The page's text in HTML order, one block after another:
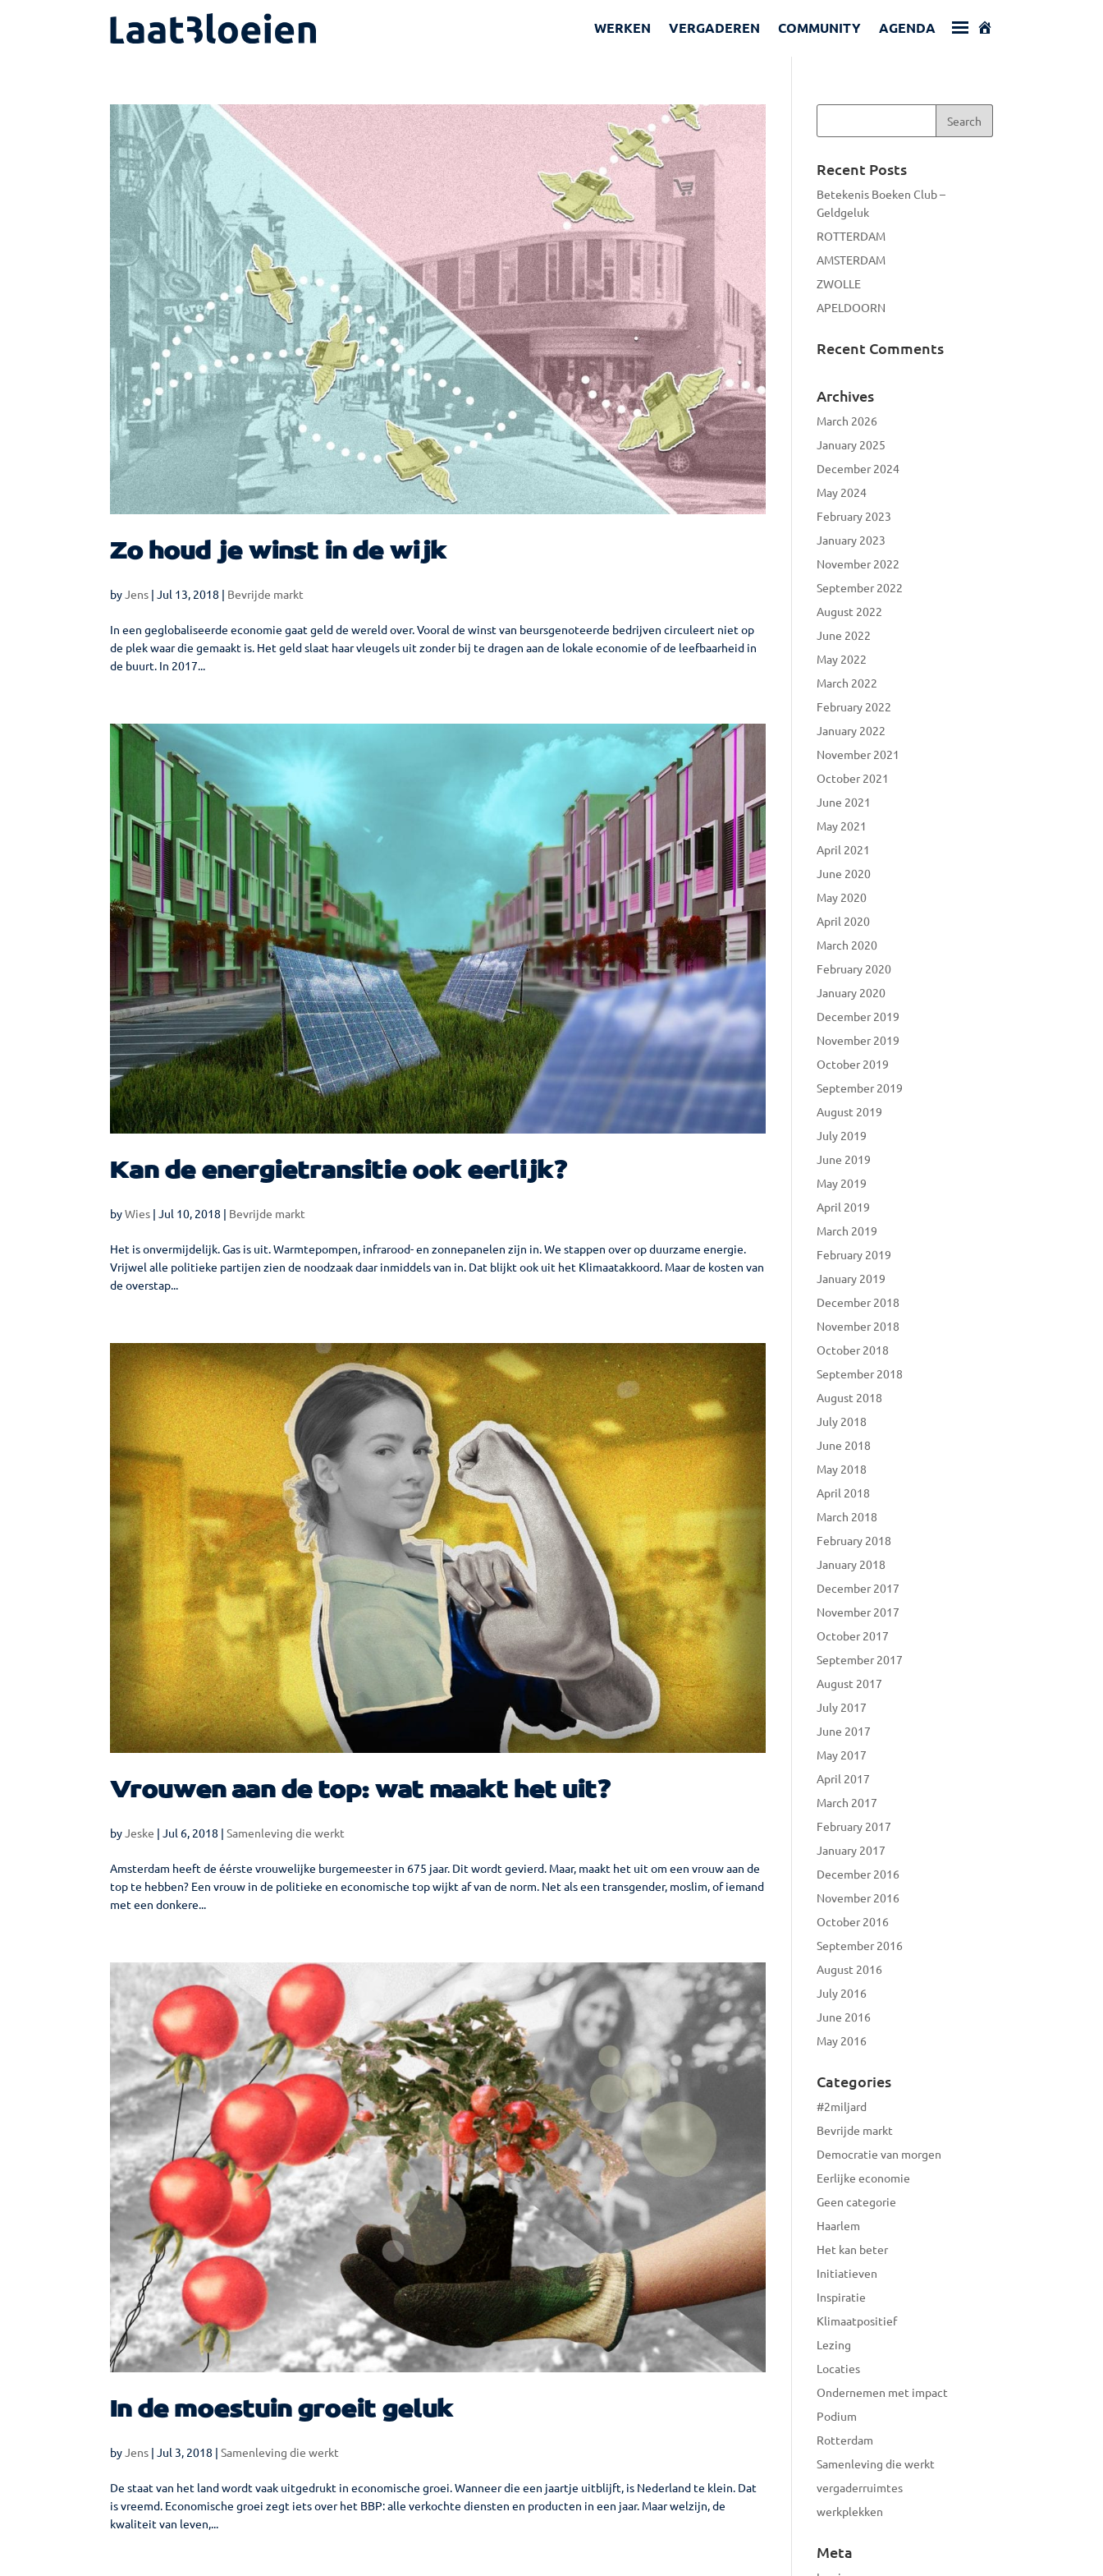
WERKEN VERGADEREN COMMUNITY AGENDA
Zo houd je winst in de wijk
byJens |Jul 13, 2018 | Bevrijde markt
In een geglobaliseerde economie gaat geld de wereld over. Vooral de winst van beursgenoteerde bedrijven circuleert niet op
de plek waar die gemaakt is. Het geld slaat haar vleugels uit zonder bij te dragen aan de lokale economie of de leefbaarheid in
de buurt. In 2017...
Kan de energietransitie ook eerlijk?
byWies |Jul 10, 2018 | Bevrijde markt
Het is onvermijdelijk. Gas is uit. Warmtepompen, infrarood- en zonnepanelen zijn in. We stappen over op duurzame energie.
Vrijwel alle politieke partijen zien de noodzaak daar inmiddels van in. Dat blijkt ook uit het Klimaatakkoord. Maar de kosten van
de overstap...
Vrouwen aan de top: wat maakt het uit?
byJeske |Jul 6, 2018 |Samenleving die werkt
Amsterdam heeft de éérste vrouwelijke burgemeester in 675 jaar. Dit wordt gevierd. Maar, maakt het uit om een vrouw aan de
top te hebben? Een vrouw in de politieke en economische top wijkt af van de norm. Net als een transgender, moslim, of iemand
met een donkere...
In de moestuin groeit geluk
byJens |Jul 3, 2018 |Samenleving die werkt
De staat van het land wordt vaak uitgedrukt in economische groei. Wanneer die een jaartje uitblijft, is Nederland te klein. Dat
is vreemd. Economische groei zegt iets over het BBP: alle verkochte diensten en producten in een jaar. Maar welzijn, de
kwaliteit van leven,...
Recent Posts
Betekenis Boeken Club –
Geldgeluk
ROTTERDAM
AMSTERDAM
ZWOLLE
APELDOORN
Recent Comments
Archives
March 2026
January 2025
December 2024
May 2024
February 2023
January 2023
November 2022
September 2022
August 2022
June 2022
May 2022
March 2022
February 2022
January 2022
November 2021
October 2021
June 2021
May 2021
April 2021
June 2020
May 2020
April 2020
March 2020
February 2020
January 2020
December 2019
November 2019
October 2019
September 2019
August 2019
July 2019
June 2019
May 2019
April 2019
March 2019
February 2019
January 2019
December 2018
November 2018
October 2018
September 2018
August 2018
July 2018
June 2018
May 2018
April 2018
March 2018
February 2018
January 2018
December 2017
November 2017
October 2017
September 2017
August 2017
July 2017
June 2017
May 2017
April 2017
March 2017
February 2017
January 2017
December 2016
November 2016
October 2016
September 2016
August 2016
July 2016
June 2016
May 2016
Categories
#2miljard
Bevrijde markt
Democratie van morgen
Eerlijke economie
Geen categorie
Haarlem
Het kan beter
Initiatieven
Inspiratie
Klimaatpositief
Lezing
Locaties
Ondernemen met impact
Podium
Rotterdam
Samenleving die werkt
vergaderruimtes
werkplekken
Meta